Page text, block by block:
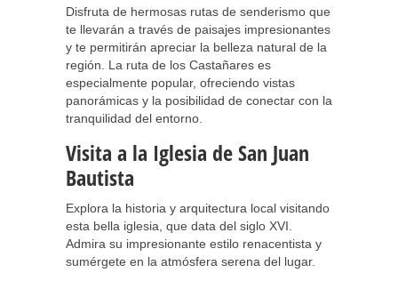
Disfruta de hermosas rutas de senderismo que
te llevarán a través de paisajes impresionantes
y te permitirán apreciar la belleza natural de la
región. La ruta de los Castañares es
especialmente popular, ofreciendo vistas
panorámicas y la posibilidad de conectar con la
tranquilidad del entorno.
Visita a la Iglesia de San Juan
Bautista
Explora la historia y arquitectura local visitando
esta bella iglesia, que data del siglo XVI.
Admira su impresionante estilo renacentista y
sumérgete en la atmósfera serena del lugar.